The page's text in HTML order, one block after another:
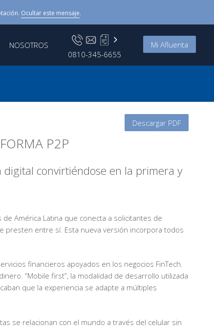
Ocultar este mensaje.
NOSOTROS
0810-345-6655
Mi Afluenta
Descargar PDF
P2P
convirtiéndose en la primera y
América Latina que conecta a solicitantes de
presten entre sí. Esta nueva versión incorpora todos
financieros apoyados en los negocios FinTech.
“Mobile first”, la modalidad de desarrollo utilizada
que la experiencia se adapte a múltiples
se relacionan con el mundo a través del celular sin